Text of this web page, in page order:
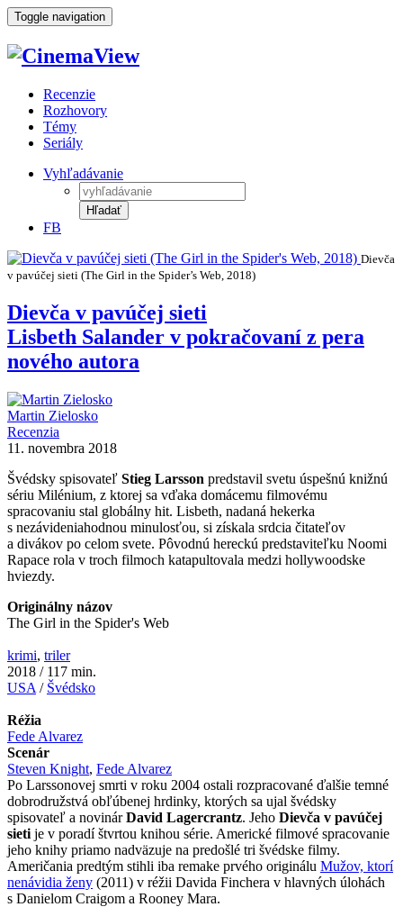
Toggle navigation
Recenzie
Rozhovory
Témy
Seriály
Vyhľadávanie
Hľadať
FB
Dievča
v pavúčej sieti (The Girl in the Spider’s Web, 2018)
Dievča v pavúčej sieti
Lisbeth Salander v pokračovaní z pera
nového autora
Martin Zielosko
Recenzia
11. novembra 2018
Švédsky spisovateľ Stieg Larsson predstavil svetu úspešnú knižnú
sériu Milénium, z ktorej sa vďaka domácemu filmovému
spracovaniu stal globálny hit. Lisbeth, nadaná hekerka
s nezávideniahodnou minulosťou, si získala srdcia čitateľov
a divákov po celom svete. Pôvodnú hereckú predstaviteľku Noomi
Rapace rola v troch filmoch katapultovala medzi hollywoodske
hviezdy.
Originálny názov
The Girl in the Spider's Web
krimi, triler
2018 / 117 min.
USA / Švédsko
Réžia
Fede Alvarez
Scenár
Steven Knight, Fede Alvarez
Po Larssonovej smrti v roku 2004 ostali rozpracované ďalšie temné
dobrodružstvá obľúbenej hrdinky, ktorých sa ujal švédsky
spisovateľ a novinárDavid Lagercrantz. Jeho Dievča v pavúčej
sieti je v poradí štvrtou knihou série. Americké filmové spracovanie
jeho knihy priamo nadväzuje na predošlé tri švédske filmy.
Američania predtým stihli iba remake prvého originálu Mužov, ktorí
nenávidia ženy (2011) v réžii Davida Finchera v hlavných úlohách
s Danielom Craigom a Rooney Mara.